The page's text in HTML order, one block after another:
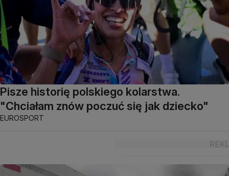
Pisze historię polskiego kolarstwa.
"Chciałam znów poczuć się jak dziecko"
EUROSPORT